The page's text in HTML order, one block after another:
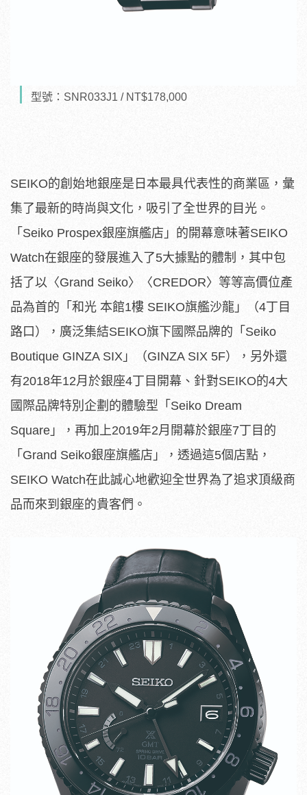
型號：SNR033J1 / NT$178,000
SEIKO的創始地銀座是日本最具代表性的商業區，彙
集了最新的時尚與文化，吸引了全世界的目光。
「Seiko Prospex銀座旗艦店」的開幕意味著SEIKO
Watch在銀座的發展進入了5大據點的體制，其中包
括了以〈Grand Seiko〉〈CREDOR〉等等高價位產
品為首的「和光 本館1樓 SEIKO旗艦沙龍」（4丁目
路口），廣泛集結SEIKO旗下國際品牌的「Seiko
Boutique GINZA SIX」（GINZA SIX 5F），另外還
有2018年12月於銀座4丁目開幕、針對SEIKO的4大
國際品牌特別企劃的體驗型「Seiko Dream
Square」，再加上2019年2月開幕於銀座7丁目的
「Grand Seiko銀座旗艦店」，透過這5個店點，
SEIKO Watch在此誠心地歡迎全世界為了追求頂級商
品而來到銀座的貴客們。